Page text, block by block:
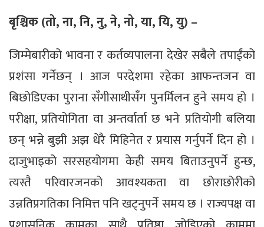
बृश्चिक (तो, ना, नि, नु, ने, नो, या, यि, यु) –
जिम्मेबारीको भावना र कर्तव्यपालना देखेर सबैले तपाईंको
प्रशंसा गर्नेछन् । आज परदेशमा रहेका आफन्तजन वा
बिछोडिएका पुराना सँगीसाथीसँग पुनर्मिलन हुने समय हो ।
परीक्षा, प्रतियोगिता वा अन्तर्वार्ता छ भने प्रतियोगी बलिया
छन् भन्ने बुझी अझ धेरै मिहिनेत र प्रयास गर्नुपर्ने दिन हो ।
दाजुभाइको सरसहयोगमा केही समय बिताउनुपर्ने हुन्छ,
त्यस्तै परिवारजनको आवश्यकता वा छोराछोरीको
उन्नतिप्रगतिका निमित्त पनि खट्नुपर्ने समय छ । राज्यपक्ष वा